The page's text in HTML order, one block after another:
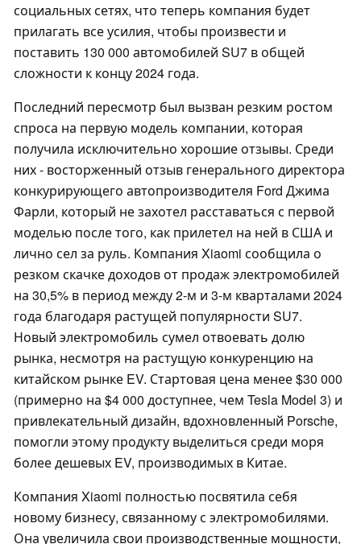
социальных сетях, что теперь компания будет
прилагать все усилия, чтобы произвести и
поставить 130 000 автомобилей SU7 в общей
сложности к концу 2024 года.
Последний пересмотр был вызван резким ростом
спроса на первую модель компании, которая
получила исключительно хорошие отзывы. Среди
них - восторженный отзыв генерального директора
конкурирующего автопроизводителя Ford Джима
Фарли, который не захотел расставаться с первой
моделью после того, как прилетел на ней в США и
лично сел за руль. Компания Xiaomi сообщила о
резком скачке доходов от продаж электромобилей
на 30,5% в период между 2-м и 3-м кварталами 2024
года благодаря растущей популярности SU7.
Новый электромобиль сумел отвоевать долю
рынка, несмотря на растущую конкуренцию на
китайском рынке EV. Стартовая цена менее $30 000
(примерно на $4 000 доступнее, чем Tesla Model 3) и
привлекательный дизайн, вдохновленный Porsche,
помогли этому продукту выделиться среди моря
более дешевых EV, производимых в Китае.
Компания Xiaomi полностью посвятила себя
новому бизнесу, связанному с электромобилями.
Она увеличила свои производственные мощности,